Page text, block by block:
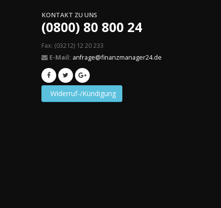
KONTAKT ZU UNS
(0800) 80 800 24
Fax: (03212) 12 20 233
E-Mail: anfrage@finanzmanager24.de
Widerruf-/Kündigung